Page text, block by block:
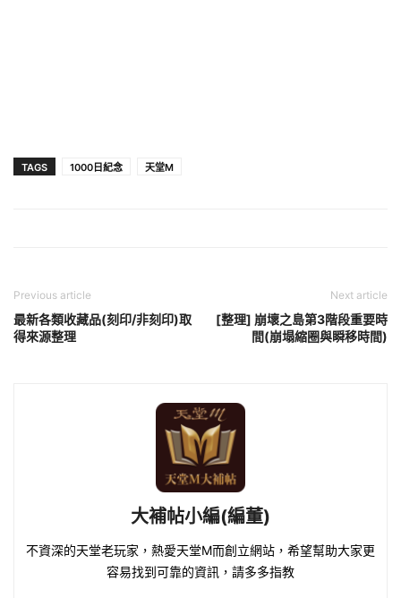
TAGS 1000日紀念 天堂M
Previous article
最新各類收藏品(刻印/非刻印)取
得來源整理
Next article
[整理] 崩壞之島第3階段重要時
間(崩塌縮圈與瞬移時間)
大補帖小編(編董)
不資深的天堂老玩家，熱愛天堂M而創立網站，希望幫助大家更
容易找到可靠的資訊，請多多指教